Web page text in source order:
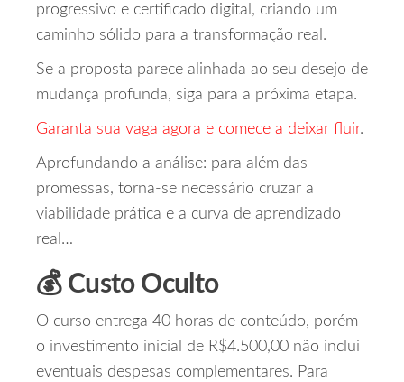
progressivo e certificado digital, criando um
caminho sólido para a transformação real.
Se a proposta parece alinhada ao seu desejo de
mudança profunda, siga para a próxima etapa.
Garanta sua vaga agora e comece a deixar fluir.
Aprofundando a análise: para além das
promessas, torna-se necessário cruzar a
viabilidade prática e a curva de aprendizado
real…
💰 Custo Oculto
O curso entrega 40 horas de conteúdo, porém
o investimento inicial de R$4.500,00 não inclui
eventuais despesas complementares. Para